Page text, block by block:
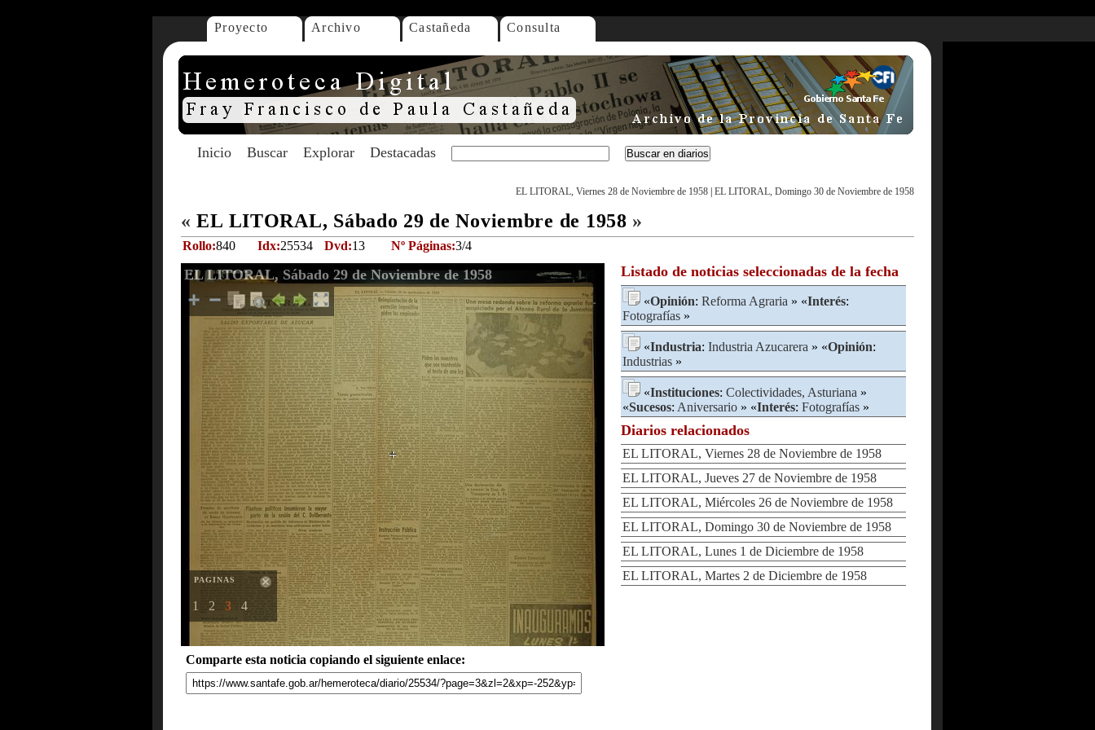
Proyecto Archivo Castañeda Consulta
Inicio Buscar Explorar Destacadas
EL LITORAL, Viernes 28 de Noviembre de 1958 EL LITORAL, Domingo 30 de Noviembre de 1958
« EL LITORAL, Sábado 29 de Noviembre de 1958 »
Rollo:840 Idx:25534 Dvd:13 Nº Páginas:3/4
EL LITORAL, Sábado 29 de Noviembre de 1958
PAGINAS
1 2 3 4
Comparte esta noticia copiando el siguiente enlace:
Listado de noticias seleccionadas de la fecha
«Opinión: Reforma Agraria » «Interés:
Fotografías »
«Industria: Industria Azucarera » «Opinión:
Industrias »
«Instituciones: Colectividades, Asturiana »
«Sucesos: Aniversario » «Interés: Fotografías »
Diarios relacionados
EL LITORAL, Viernes 28 de Noviembre de 1958
EL LITORAL, Jueves 27 de Noviembre de 1958
EL LITORAL, Miércoles 26 de Noviembre de 1958
EL LITORAL, Domingo 30 de Noviembre de 1958
EL LITORAL, Lunes 1 de Diciembre de 1958
EL LITORAL, Martes 2 de Diciembre de 1958